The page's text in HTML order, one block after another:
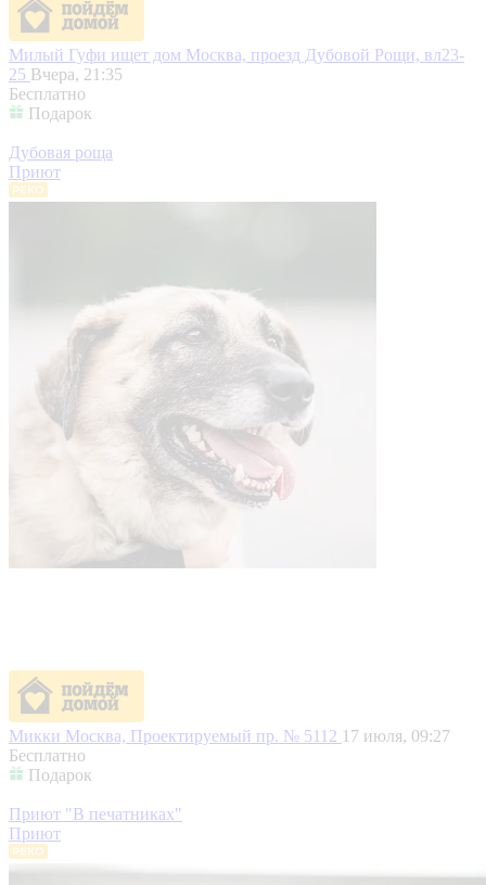
Милый Гуфи ищет дом Москва, проезд Дубовой Рощи, вл23-
25 Вчера, 21:35
Бесплатно
Подарок
Дубовая роща
Приют
Микки Москва, Проектируемый пр. № 5112 17 июля, 09:27
Бесплатно
Подарок
Приют "В печатниках"
Приют